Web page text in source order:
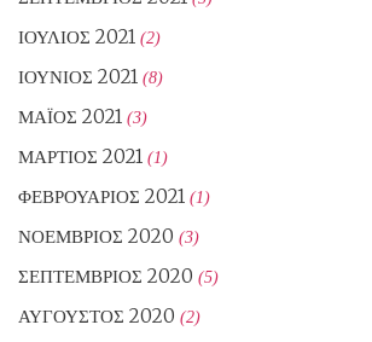
ΙΟΎΛΙΟΣ 2021 (2)
ΙΟΎΝΙΟΣ 2021 (8)
ΜΆΙΟΣ 2021 (3)
ΜΆΡΤΙΟΣ 2021 (1)
ΦΕΒΡΟΥΆΡΙΟΣ 2021 (1)
ΝΟΈΜΒΡΙΟΣ 2020 (3)
ΣΕΠΤΈΜΒΡΙΟΣ 2020 (5)
ΑΎΓΟΥΣΤΟΣ 2020 (2)